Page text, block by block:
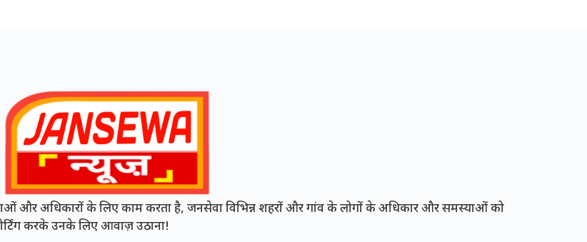
और अधिकारों के लिए काम करता है, जनसेवा विभिन्न शहरों और गांव के लोगों के अधिकार और समस्याओं को
करके उनके लिए आवाज़ उठाना!